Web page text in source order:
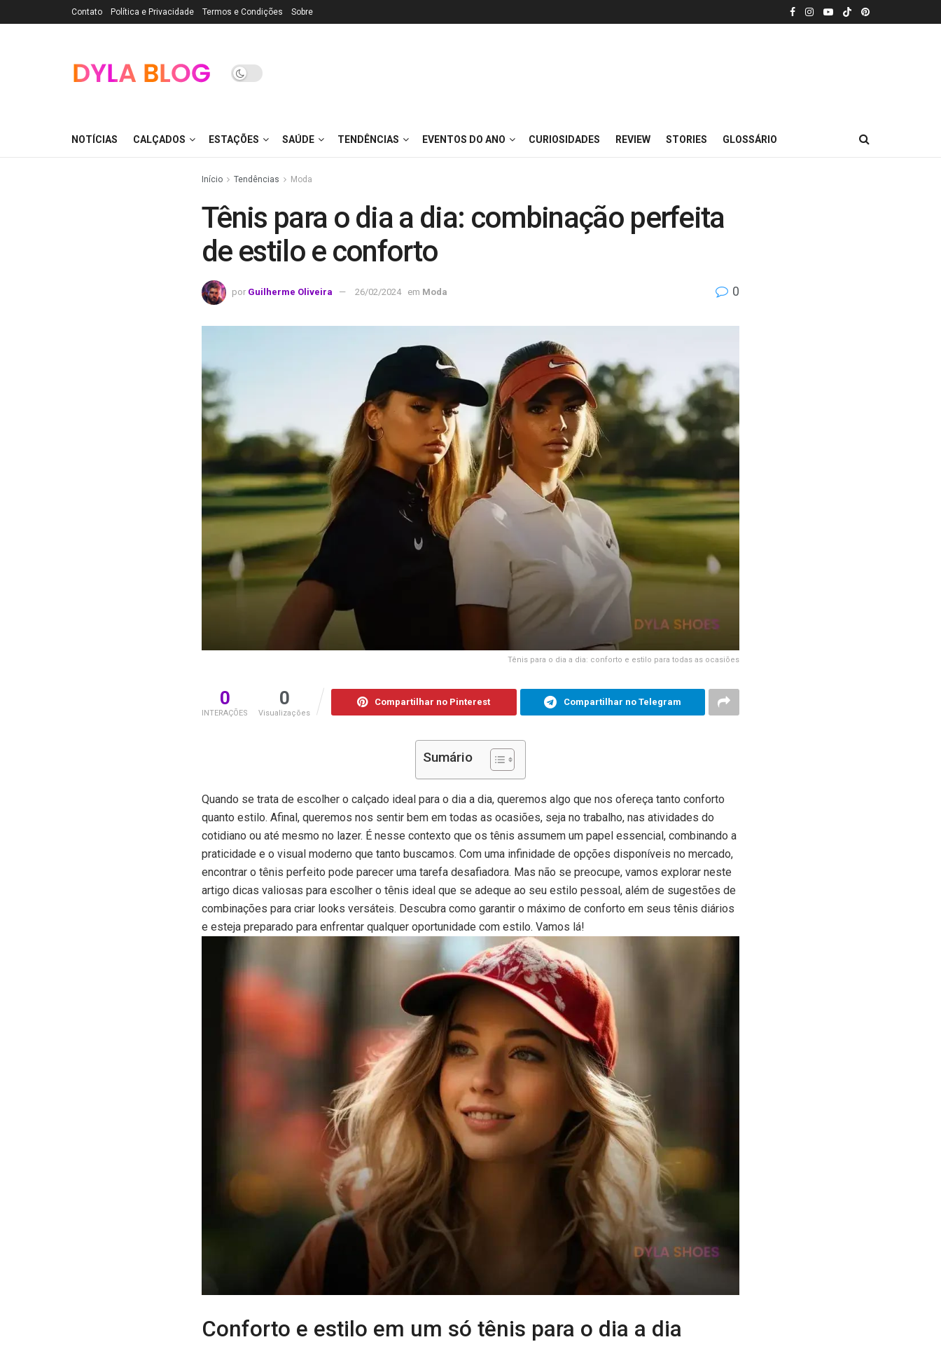
Contato Política e Privacidade Termos e Condições Sobre
NOTÍCIAS CALÇADOS ESTAÇÕES SAÚDE TENDÊNCIAS EVENTOS DO ANO CURIOSIDADES REVIEW STORIES GLOSSÁRIO
Início Tendências Moda
Tênis para o dia a dia: combinação perfeita
de estilo e conforto
por Guilherme Oliveira 26/02/2024 em Moda 0
Tênis para o dia a dia: conforto e estilo para todas as ocasiões
0
INTERAÇÕES
0
Visualizações
Compartilhar no Pinterest Compartilhar no Telegram
Sumário
Quando se trata de escolher o calçado ideal para o dia a dia, queremos algo que nos ofereça tanto conforto
quanto estilo. Afinal, queremos nos sentir bem em todas as ocasiões, seja no trabalho, nas atividades do
cotidiano ou até mesmo no lazer. É nesse contexto que os tênis assumem um papel essencial, combinando a
praticidade e o visual moderno que tanto buscamos. Com uma infinidade de opções disponíveis no mercado,
encontrar o tênis perfeito pode parecer uma tarefa desafiadora. Mas não se preocupe, vamos explorar neste
artigo dicas valiosas para escolher o tênis ideal que se adeque ao seu estilo pessoal, além de sugestões de
combinações para criar looks versáteis. Descubra como garantir o máximo de conforto em seus tênis diários
e esteja preparado para enfrentar qualquer oportunidade com estilo. Vamos lá!
Conforto e estilo em um só tênis para o dia a dia